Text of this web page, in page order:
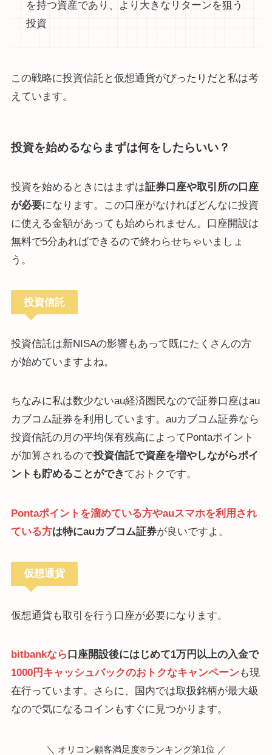
を持つ資産であり、より大きなリターンを狙う
投資
この戦略に投資信託と仮想通貨がぴったりだと私は考
えています。
投資を始めるならまずは何をしたらいい？
投資を始めるときにはまずは証券口座や取引所の口座
が必要になります。この口座がなければどんなに投資
に使える金額があっても始められません。口座開設は
無料で5分あればできるので終わらせちゃいましょ
う。
投資信託
投資信託は新NISAの影響もあって既にたくさんの方
が始めていますよね。
ちなみに私は数少ないau経済圏民なので証券口座はau
カブコム証券を利用しています。auカブコム証券なら
投資信託の月の平均保有残高によってPontaポイント
が加算されるので投資信託で資産を増やしながらポイ
ントも貯めることができ ておトクです。
Pontaポイントを溜めている方やauスマホを利用され
ている方は特にauカブコム証券が良いですよ。
仮想通貨
仮想通貨も取引を行う口座が必要になります。
bitbankなら 口座開設後にはじめて1万円以上の入金で
1000円キャッシュバックのおトクなキャンペーンも現
在行っています。さらに、国内では取扱銘柄が最大級
なので気になるコインもすぐに見つかります。
＼ オリコン顧客満足度®ランキング第1位 ／